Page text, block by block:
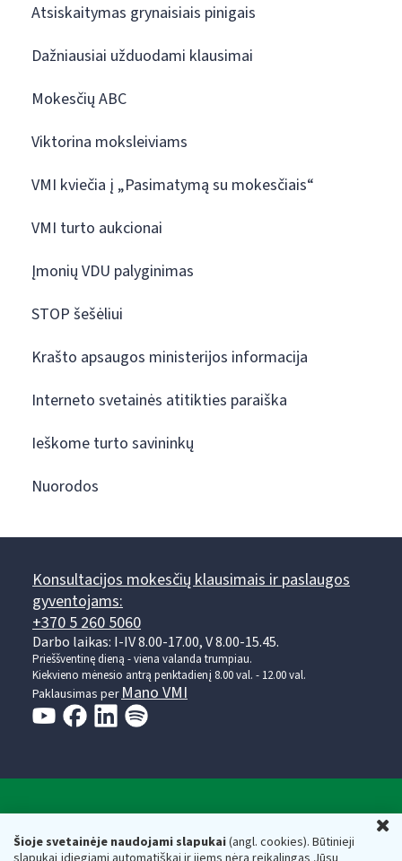
Šioje svetainėje naudojami slapukai(angl. cookies). Būtinieji
Atsiskaitymas grynaisiais pinigais
Dažniausiai užduodami klausimai
Mokesčių ABC
Viktorina moksleiviams
VMI kviečia į „Pasimatymą su mokesčiais“
VMI turto aukcionai
Įmonių VDU palyginimas
STOP šešėliui
Krašto apsaugos ministerijos informacija
Interneto svetainės atitikties paraiška
Ieškome turto savininkų
Nuorodos
Konsultacijos mokesčių klausimais ir paslaugos
gyventojams:
+370 5 260 5060
Darbo laikas: I-IV 8.00-17.00, V 8.00-15.45.
Prieššventinę dieną - viena valanda trumpiau.
Kiekvieno mėnesio antrą penktadienį 8.00 val. - 12.00 val.
Paklausimas per Mano VMI
Respublikos finansų ministerijos